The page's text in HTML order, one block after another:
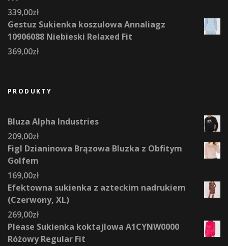
339,00zł
Gestuz Sukienka koszulowa Annaliagz
10906088 Niebieski Relaxed Fit
369,00zł
PRODUKTY
Bluza Alpha Industries
209,00zł
Figl Dzianinowa Brązowa Bluzka z Obfitym
Golfem
169,00zł
Efektowna sukienka z azteckim nadrukiem
(Czerwony, XL)
269,00zł
Please Sukienka koktajlowa A1CYNW0000
Różowy Regular Fit